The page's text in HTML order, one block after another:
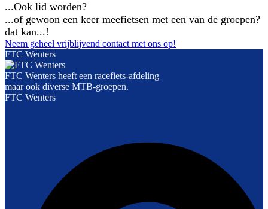
...Ook lid worden?
...of gewoon een keer meefietsen met een van de groepen?
dat kan...!
Neem geheel vrijblijvend contact met ons op!
FTC Wenters
FTC Wenters heeft een racefiets-afdeling
maar ook diverse MTB-groepen.
FTC Wenters